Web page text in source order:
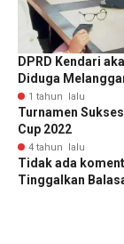
DPRD Kendari
Diduga
1 tahun lalu
Turnamen
Cup 2022
4 tahun lalu
Tidak ada
Tinggalkan